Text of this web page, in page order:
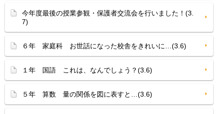
今年度最後の授業参観・保護者交流会を行いました！(3.
7)
６年 家庭科 お世話になった校舎をきれいに…(3.6)
１年 国語 これは、なんでしょう？(3.6)
５年 算数 量の関係を図に表すと…(3.6)